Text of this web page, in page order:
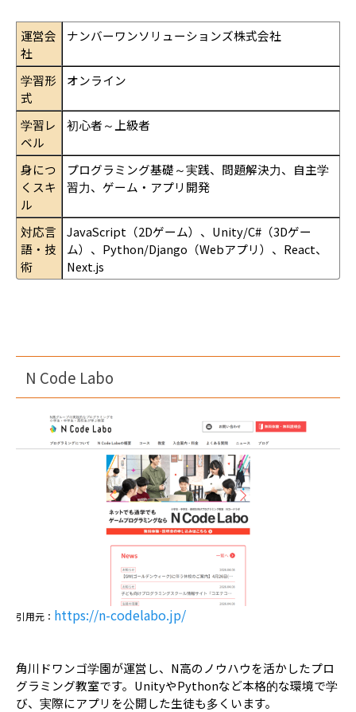
運営会
社
ナンバーワンソリューションズ株式会社
学習形
式
オンライン
学習レ
ベル
初心者～上級者
身につ
くスキ
ル
プログラミング基礎～実践、問題解決力、自主学
習力、ゲーム・アプリ開発
対応言
語・技
術
JavaScript（2Dゲーム）、Unity/C#（3Dゲー
ム）、Python/Django（Webアプリ）、React、
Next.js
N Code Labo
引用元： https://n-codelabo.jp/
角川ドワンゴ学園が運営し、N高のノウハウを活かしたプロ
グラミング教室です。UnityやPythonなど本格的な環境で学
び、実際にアプリを公開した生徒も多くいます。